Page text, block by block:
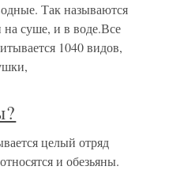
Так называются
суше, и в воде.Все
1040 видов,
целый отряд
и обезьяны.